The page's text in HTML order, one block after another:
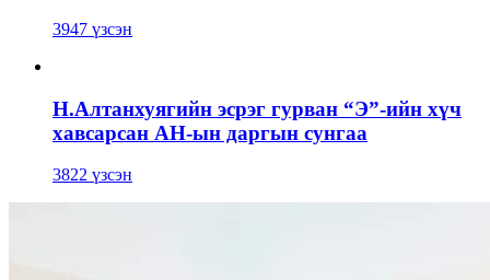
3947 үзсэн
Н.Алтанхуягийн эсрэг гурван “Э”-ийн хүч
хавсарсан АН-ын даргын сунгаа
3822 үзсэн